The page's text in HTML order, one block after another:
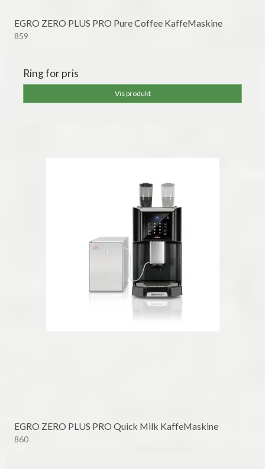
EGRO ZERO PLUS PRO Pure Coffee KaffeMaskine
859
Ring for pris
Vis produkt
EGRO ZERO PLUS PRO Quick Milk KaffeMaskine
860